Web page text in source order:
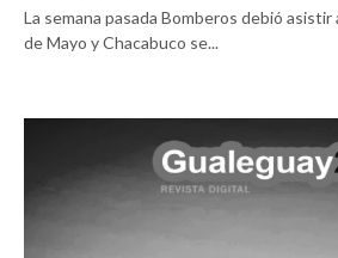
La semana pasada Bomberos debió
de Mayo y Chacabuco se...